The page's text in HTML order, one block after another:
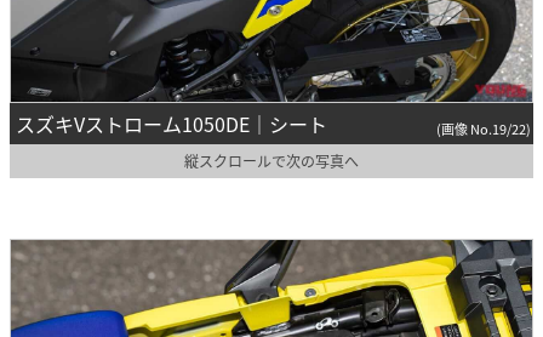
スズキVストローム1050DE｜シート (画像 No.19/22)
縦スクロールで次の写真へ